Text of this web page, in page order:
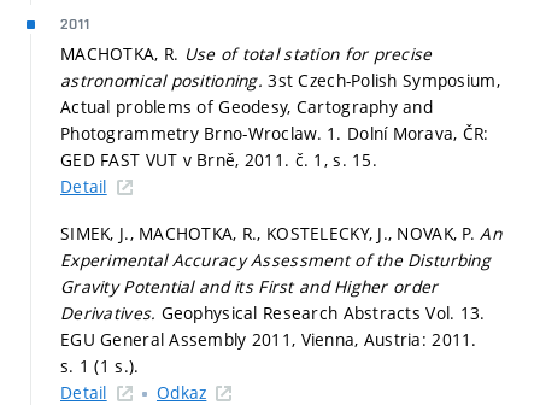
2011
MACHOTKA, R. Use of total station for precise
astronomical positioning.3st Czech-Polish Symposium,
Actual problems of Geodesy, Cartography and
Photogrammetry Brno-Wroclaw. 1. Dolní Morava, ČR:
GED FAST VUT v Brně, 2011. č. 1,s. 15.
Detail
SIMEK, J., MACHOTKA, R., KOSTELECKY, J., NOVAK, P.An
Experimental Accuracy Assessment of the Disturbing
Gravity Potential and its First and Higher order
Derivatives. Geophysical Research Abstracts Vol. 13.
EGU General Assembly 2011, Vienna, Austria: 2011.
s. 1 (1 s.).
Detail
Odkaz